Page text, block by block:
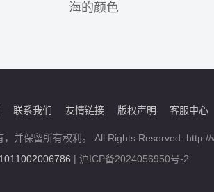
海的颜色
联系我们 友情链接 版权声明 客服中心
并保留所有权利。 All Rights Reserved. http://
| 沪ICP备2024056950号-2